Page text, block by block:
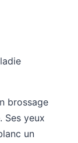
brossage
Ses yeux
un